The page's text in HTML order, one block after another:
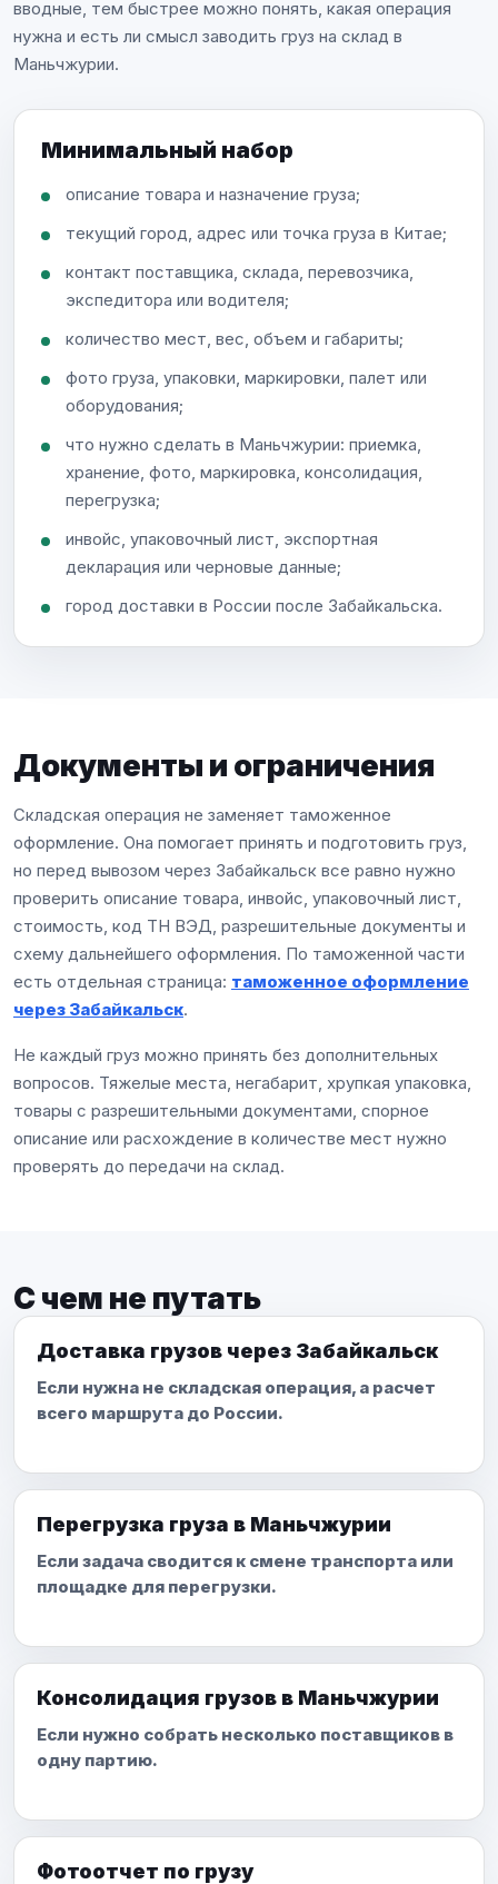
вводные, тем быстрее можно понять, какая операция
нужна и есть ли смысл заводить груз на склад в
Маньчжурии.
Минимальный набор
описание товара и назначение груза;
текущий город, адрес или точка груза в Китае;
контакт поставщика, склада, перевозчика,
экспедитора или водителя;
количество мест, вес, объем и габариты;
фото груза, упаковки, маркировки, палет или
оборудования;
что нужно сделать в Маньчжурии: приемка,
хранение, фото, маркировка, консолидация,
перегрузка;
инвойс, упаковочный лист, экспортная
декларация или черновые данные;
город доставки в России после Забайкальска.
Документы и ограничения
Складская операция не заменяет таможенное
оформление. Она помогает принять и подготовить груз,
но перед вывозом через Забайкальск все равно нужно
проверить описание товара, инвойс, упаковочный лист,
стоимость, код ТН ВЭД, разрешительные документы и
схему дальнейшего оформления. По таможенной части
есть отдельная страница: таможенное оформление
через Забайкальск.
Не каждый груз можно принять без дополнительных
вопросов. Тяжелые места, негабарит, хрупкая упаковка,
товары с разрешительными документами, спорное
описание или расхождение в количестве мест нужно
проверять до передачи на склад.
С чем не путать
Доставка грузов через Забайкальск
Если нужна не складская операция, а расчет
всего маршрута до России.
Перегрузка груза в Маньчжурии
Если задача сводится к смене транспорта или
площадке для перегрузки.
Консолидация грузов в Маньчжурии
Если нужно собрать несколько поставщиков в
одну партию.
Фотоотчет по грузу